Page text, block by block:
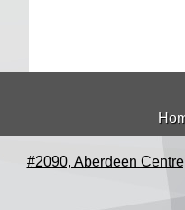
#2090, Aberdeen